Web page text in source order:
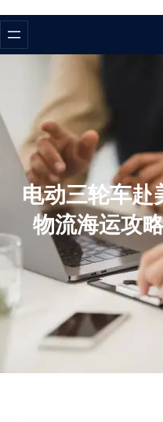
电动三轮车
物流海运攻